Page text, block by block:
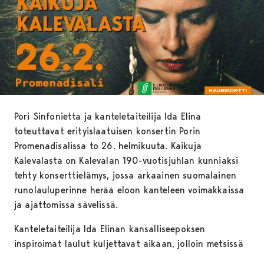
Pori Sinfonietta ja kanteletaiteilija Ida Elina
toteuttavat erityislaatuisen konsertin Porin
Promenadisalissa to 26. helmikuuta. Kaikuja
Kalevalasta on Kalevalan 190-vuotisjuhlan kunniaksi
tehty konserttielämys, jossa arkaainen suomalainen
runolauluperinne herää eloon kanteleen voimakkaissa
ja ajattomissa sävelissä.
Kanteletaiteilija Ida Elinan kansalliseepoksen
inspiroimat laulut kuljettavat aikaan, jolloin metsissä